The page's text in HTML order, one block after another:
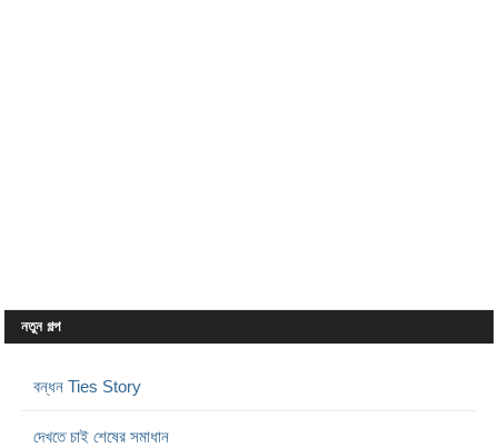
নতুন গল্প
বন্ধন Ties Story
দেখতে চাই শেষের সমাধান